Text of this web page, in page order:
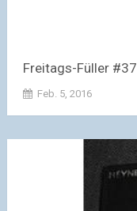
Freitags-Füller #37
Feb. 5, 2016